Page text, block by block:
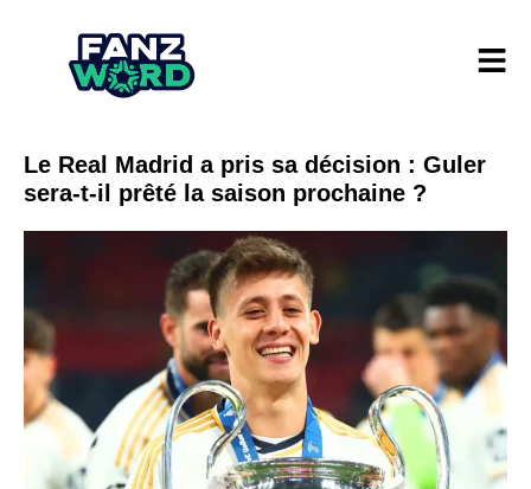
Le Real Madrid a pris sa décision : Guler
sera-t-il prêté la saison prochaine ?